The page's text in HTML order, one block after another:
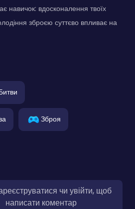
навичок: вдосконалення твоїх
зброєю суттєво впливає на
Зброя
чи увійти, щоб
написати коментар